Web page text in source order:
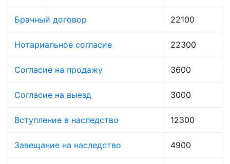
Брачный договор 22100
Нотариальное согласие 22300
Согласие на продажу 3600
Согласие на выезд 3000
Вступление в наследство 12300
Завещание на наследство 4900